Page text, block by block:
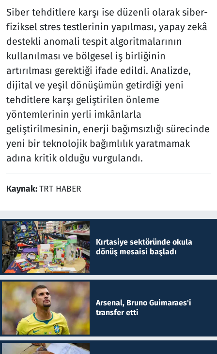
Siber tehditlere karşı ise düzenli olarak siber-
fiziksel stres testlerinin yapılması, yapay zekâ
destekli anomali tespit algoritmalarının
kullanılması ve bölgesel iş birliğinin
artırılması gerektiği ifade edildi. Analizde,
dijital ve yeşil dönüşümün getirdiği yeni
tehditlere karşı geliştirilen önleme
yöntemlerinin yerli imkânlarla
geliştirilmesinin, enerji bağımsızlığı sürecinde
yeni bir teknolojik bağımlılık yaratmamak
adına kritik olduğu vurgulandı.
Kaynak:TRT HABER
Kırtasiye sektöründe okula
dönüş mesaisi başladı
Arsenal, Bruno Guimaraes'i
transfer etti